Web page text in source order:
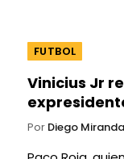
FUTBOL
Vinicius Jr
Por Diego Miranda